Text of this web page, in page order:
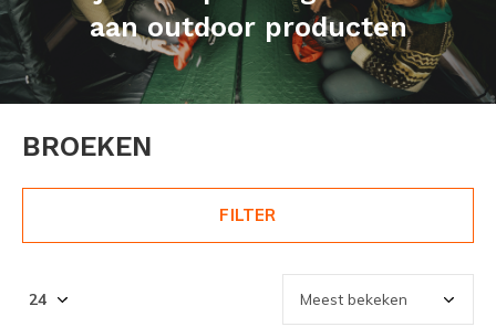
aan outdoor producten
BROEKEN
FILTER